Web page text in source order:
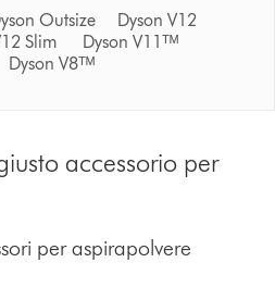
Outsize Dyson V12
Slim Dyson V11ᵀᴹ
V8ᵀᴹ
accessorio per
per aspirapolvere